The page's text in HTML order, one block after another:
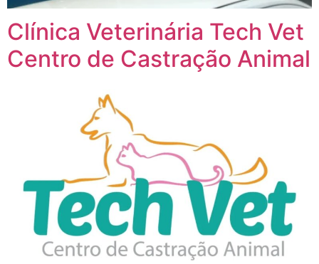
Clínica Veterinária Tech Vet
Centro de Castração Animal